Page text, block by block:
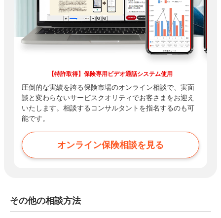
【特許取得】保険専用ビデオ通話システム使用
圧倒的な実績を誇る保険市場のオンライン相談で、実面
談と変わらないサービスクオリティでお客さまをお迎え
いたします。相談するコンサルタントを指名するのも可
能です。
オンライン保険相談を見る
その他の相談方法